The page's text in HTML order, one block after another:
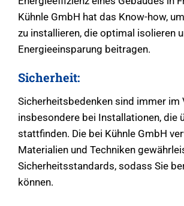
Kühnle GmbH hat das Know-how,
zu installieren, die optimal isolieren
Energieeinsparung beitragen.
Sicherheit:
Sicherheitsbedenken sind immer im
insbesondere bei Installationen, die
stattfinden. Die bei Kühnle GmbH
Materialien und Techniken
Sicherheitsstandards, sodass Sie
können.